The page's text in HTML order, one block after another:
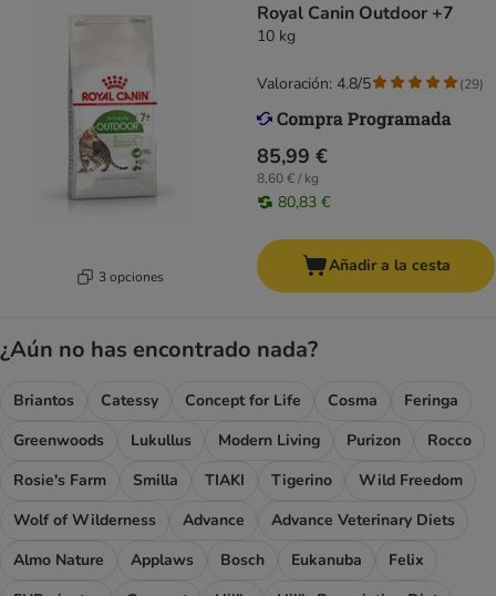
3 opciones
Royal Canin Outdoor +7
10 kg
85,99 €
8,60 € / kg
80,83 €
Valoración: 4.8/5 (29)
Añadir a la cesta
¿Aún no has encontrado nada?
Briantos Catessy Concept for Life Cosma
Feringa
Greenwoods
Lukullus Modern Living Purizon
Rocco
Rosie's Farm
Smilla TIAKI Tigerino
Wild Freedom
Wolf of Wilderness
Advance
Advance Veterinary Diets
Almo Nature
Applaws Bosch Eukanuba
Felix